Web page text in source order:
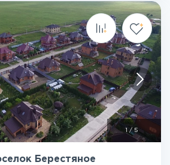
/5
Берестяное